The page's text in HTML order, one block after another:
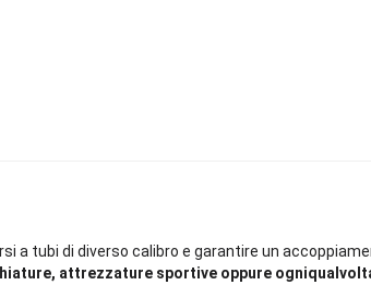
a tubi di diverso calibro e garantire un
attrezzature sportive oppure